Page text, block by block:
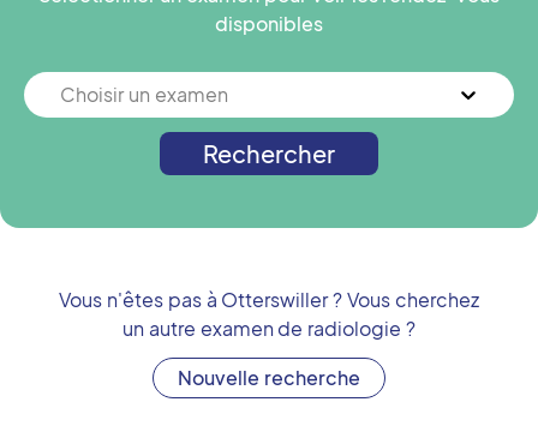
disponibles
Choisir un examen
Rechercher
Vous n'êtes pas à Otterswiller? Vous cherchez
un autre examen de radiologie ?
Nouvelle recherche